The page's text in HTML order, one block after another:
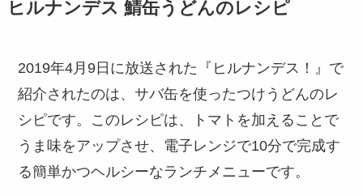
ヒルナンデス 鯖缶うどんのレシピ
2019年4月9日に放送された『ヒルナンデス！』で
紹介されたのは、サバ缶を使ったつけうどんのレ
シピです。このレシピは、トマトを加えることで
うま味をアップさせ、電子レンジで10分で完成す
る簡単かつヘルシーなランチメニューです。